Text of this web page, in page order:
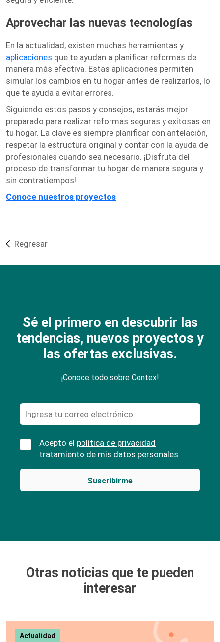
Aprovechar las nuevas tecnologías
En la actualidad, existen muchas herramientas y
aplicaciones que te ayudan a planificar reformas de
manera más efectiva. Estas aplicaciones permiten
simular los cambios en tu hogar antes de realizarlos, lo
que te ayuda a evitar errores.
Siguiendo estos pasos y consejos, estarás mejor
preparado para realizar reformas seguras y exitosas en
tu hogar. La clave es siempre planificar con antelación,
respetar la estructura original y contar con la ayuda de
profesionales cuando sea necesario. ¡Disfruta del
proceso de transformar tu hogar de manera segura y
sin contratiempos!
Conoce nuestros proyectos
Regresar
Sé el primero en descubrir las
tendencias, nuevos proyectos y
las ofertas exclusivas.
¡Conoce todo sobre Contex!
Acepto el política de privacidad
tratamiento de mis datos personales
Otras noticias que te pueden
interesar
Actualidad